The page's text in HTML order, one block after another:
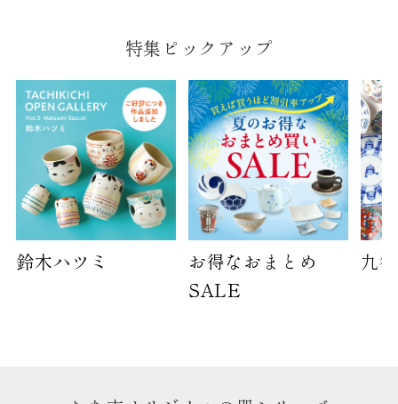
特集ピックアップ
鈴木ハツミ
お得なおまとめ
SALE
九